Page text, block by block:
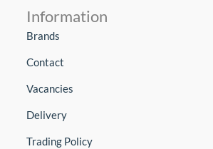
Information
Brands
Contact
Vacancies
Delivery
Trading Policy